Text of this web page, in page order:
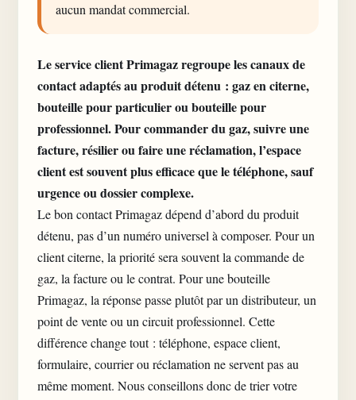
aucun mandat commercial.
Leservice clientPrimagaz regroupe les canaux de
contact adaptés au produit détenu : gaz en citerne,
bouteille pour particulier ou bouteille pour
professionnel. Pour commander du gaz, suivre une
facture, résilier ou faire une réclamation,l’espace
clientest souvent plus efficace que le téléphone, sauf
urgence ou dossier complexe.
Le bon contact Primagaz dépend d’abord du produit
détenu, pas d’un numéro universel à composer. Pour un
client citerne, la priorité sera souvent la commande de
gaz, la facture ou le contrat. Pour une bouteille
Primagaz, la réponse passe plutôt par un distributeur, un
point de vente ou un circuit professionnel. Cette
différence change tout : téléphone, espace client,
formulaire, courrier ou réclamation ne servent pas au
même moment. Nous conseillons donc de trier votre